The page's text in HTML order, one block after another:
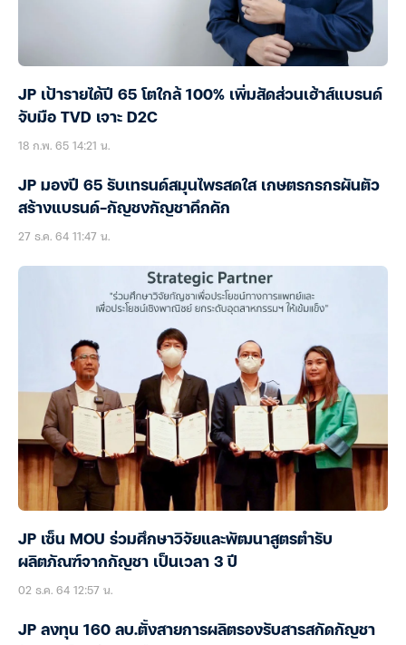
JP เป้ารายได้ปี 65 โตใกล้ 100% เพิ่มสัดส่วนเฮ้าส์แบรนด์
จับมือ TVD เจาะ D2C
18 ก.พ. 65 14:21 น.
JP มองปี 65 รับเทรนด์สมุนไพรสดใส เกษตรกรกรผันตัว
สร้างแบรนด์-กัญชงกัญชาคึกคัก
27 ธ.ค. 64 11:47 น.
JP เซ็น MOU ร่วมศึกษาวิจัยและพัฒนาสูตรตำรับ
ผลิตภัณฑ์จากกัญชา เป็นเวลา 3 ปี
02 ธ.ค. 64 12:57 น.
JP ลงทุน 160 ลบ.ตั้งสายการผลิตรองรับสารสกัดกัญชา